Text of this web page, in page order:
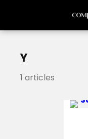
Y
1 articles